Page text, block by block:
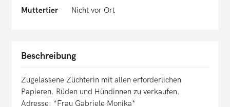
Muttertier
Nicht vor Ort
Beschreibung
Zugelassene Züchterin mit allen erforderlichen
Papieren. Rüden und Hündinnen zu verkaufen.
Adresse: *Frau Gabriele Monika*